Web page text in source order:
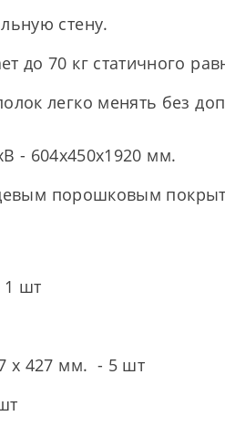
стену.
до 70 кг статичного
легко менять без
- 604x450x1920 мм.
порошковым
1 шт
х 427 мм. - 5 шт